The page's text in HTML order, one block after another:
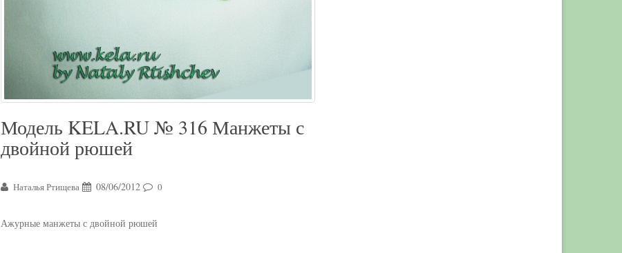
Модель KELA.RU № 316 Манжеты с
двойной рюшей
Наталья Ртищева 08/06/2012 0
Ажурные манжеты с двойной рюшей